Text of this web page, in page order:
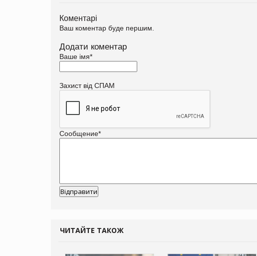
Коментарі
Ваш коментар буде першим.
Додати коментар
Ваше імя*
Захист від СПАМ
Сообщение*
ЧИТАЙТЕ ТАКОЖ